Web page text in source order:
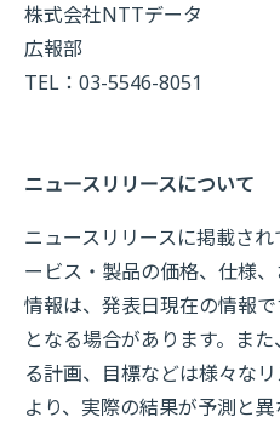
株式会社NTTデータ
広報部
TEL：03-5546-8051
ニュースリリースについて
ニュースリリースに掲載さ
ービス・製品の価格、仕様
情報は、発表日現在の情報
となる場合があります。ま
る計画、目標などは様々な
より、実際の結果が予測と